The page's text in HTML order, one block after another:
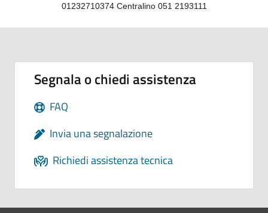
01232710374 Centralino 051 2193111
Segnala o chiedi assistenza
FAQ
Invia una segnalazione
Richiedi assistenza tecnica